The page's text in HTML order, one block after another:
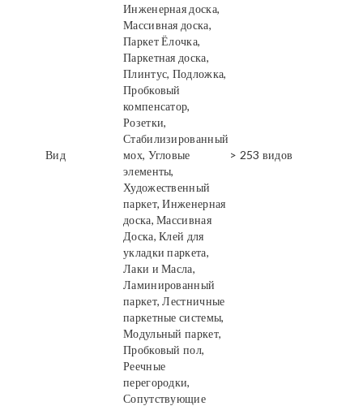
Вид
Инженерная доска,
Массивная доска,
Паркет Ёлочка,
Паркетная доска,
Плинтус, Подложка,
Пробковый
компенсатор,
Розетки,
Стабилизированный
мох, Угловые
элементы,
Художественный
паркет, Инженерная
доска, Массивная
Доска, Клей для
укладки паркета,
Лаки и Масла,
Ламинированный
паркет, Лестничные
паркетные системы,
Модульный паркет,
Пробковый пол,
Реечные
перегородки,
Сопутствующие
> 253 видов